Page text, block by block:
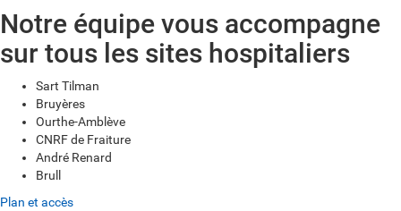
Notre équipe vous accompagne
sur tous les sites hospitaliers
Sart Tilman
Bruyères
Ourthe-Amblève
CNRF de Fraiture
André Renard
Brull
Plan et accès